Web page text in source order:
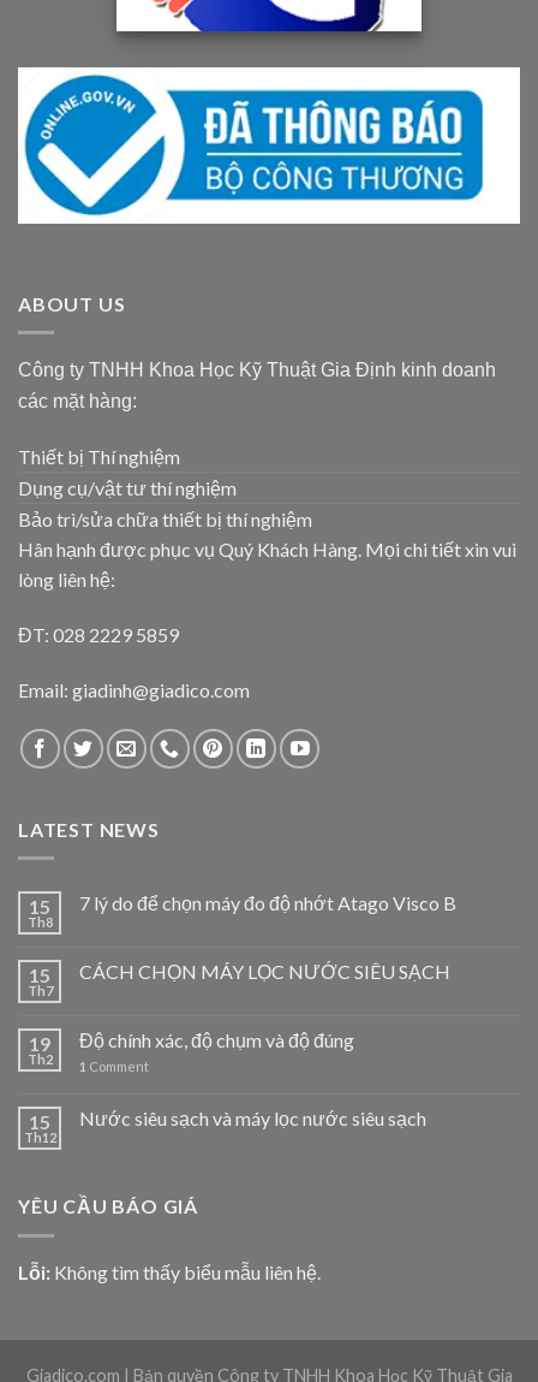
ABOUT US
Công ty TNHH Khoa Học Kỹ Thuật Gia Định kinh doanh
các mặt hàng:
Thiết bị Thí nghiệm
Dụng cụ/vật tư thí nghiệm
Bảo trì/sửa chữa thiết bị thí nghiệm
Hân hạnh được phục vụ Quý Khách Hàng. Mọi chi tiết xin vui
lòng liên hệ:
ĐT: 028 2229 5859
Email: giadinh@giadico.com
LATEST NEWS
15
Th8
7 lý do để chọn máy đo độ nhớt Atago Visco B
15
Th7
CÁCH CHỌN MÁY LỌC NƯỚC SIÊU SẠCH
19
Th2
Độ chính xác, độ chụm và độ đúng
1 Comment
15
Th12
Nước siêu sạch và máy lọc nước siêu sạch
YÊU CẦU BÁO GIÁ
Lỗi: Không tìm thấy biểu mẫu liên hệ.
Giadico.com | Bản quyền Công ty TNHH Khoa Học Kỹ Thuật Gia